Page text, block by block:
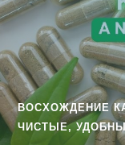
ВОСХОЖДЕНИЕ
ЧИСТЫЕ,